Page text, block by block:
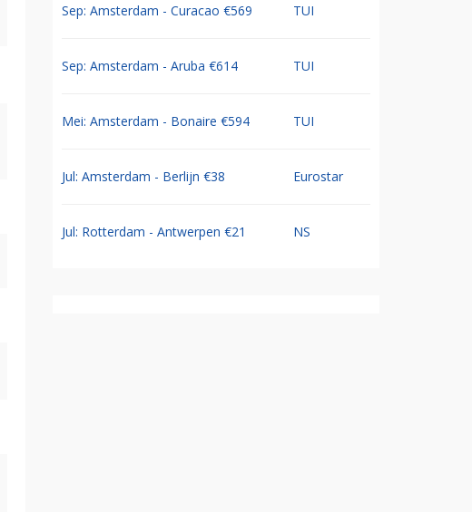
Sep: Amsterdam - Curacao €569 TUI
Sep: Amsterdam - Aruba €614 TUI
Mei: Amsterdam - Bonaire €594 TUI
Jul: Amsterdam - Berlijn €38 Eurostar
Jul: Rotterdam - Antwerpen €21 NS